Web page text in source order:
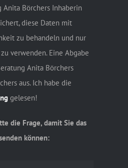
Anita Börchers Inhaberin
diese Daten mit
zu behandeln und nur
verwenden. Eine Abgabe
Anita Börchers
aus. Ich habe die
gelesen!
die Frage, damit Sie das
können: